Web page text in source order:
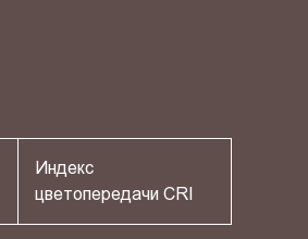
Индекс
цветопередачи СRI